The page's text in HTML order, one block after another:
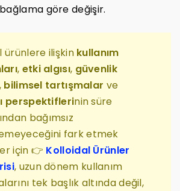
göre değişir.
ürünlere ilişkin kullanım
, etki algısı, güvenlik
, bilimsel tartışmalar ve
perspektiflerinin süre
bağımsız
fark etmek
için 👉 Kolloidal Ürünler
, uzun dönem kullanım
tek başlık altında değil,